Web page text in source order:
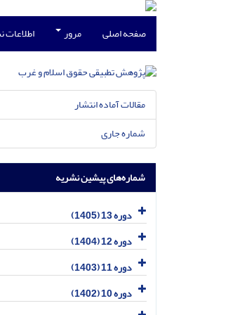
صفحه اصلی مرور اطلاعات
مقالات آماده انتشار
شماره جاری
شماره‌های پیشین نشریه
دوره 13 (1405)
دوره 12 (1404)
دوره 11 (1403)
دوره 10 (1402)